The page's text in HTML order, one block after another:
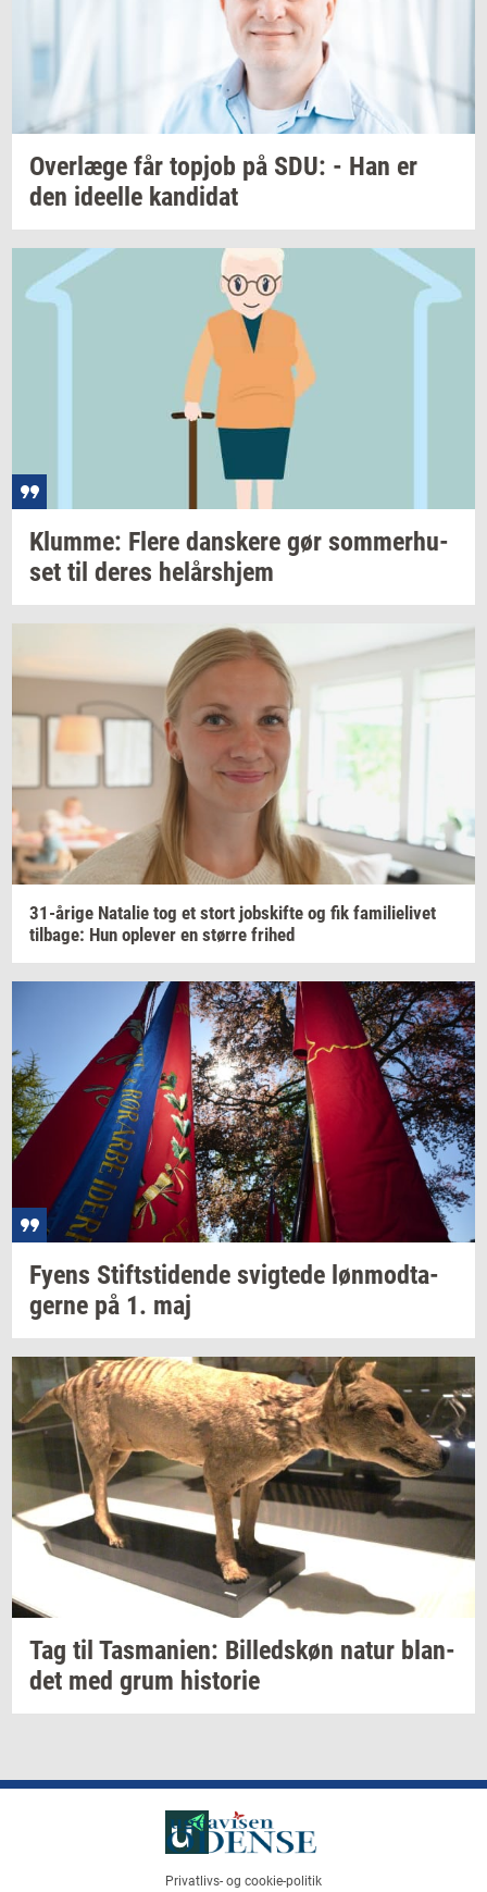
Over­læ­ge får topjob på SDU: - Han er
den ide­el­le kan­di­dat
Klum­me: Flere dan­ske­re gør som­mer­hu­
set til deres helårs­hjem
31-​årige Na­ta­lie tog et stort jobs­kif­te og fik fa­mi­li­e­li­vet
til­ba­ge: Hun op­le­ver en stør­re fri­hed
Fyens Stift­s­ti­den­de svig­te­de løn­mod­ta­
ger­ne på 1. maj
Tag til Tas­ma­ni­en: Bil­leds­køn natur blan­
det med grum hi­sto­rie
Privatlivs- og cookie-politik